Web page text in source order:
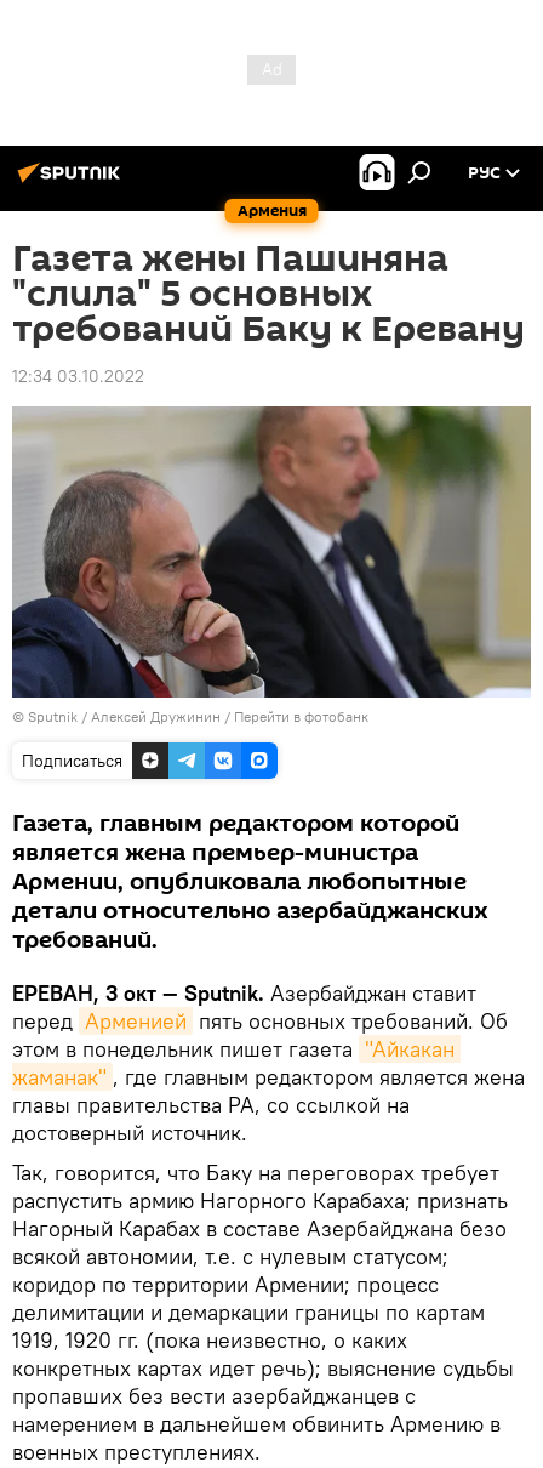
Армения
РУС
Газета жены Пашиняна
"слила" 5 основных
требований Баку к Еревану
12:34 03.10.2022
© Sputnik / Алексей Дружинин / Перейти в фотобанк
Подписаться
Газета, главным редактором которой
является жена премьер-министра
Армении, опубликовала любопытные
детали относительно азербайджанских
требований.
ЕРЕВАН, 3 окт — Sputnik. Азербайджан ставит
перед Арменией пять основных требований. Об
этом в понедельник пишет газета "Айкакан
жаманак" , где главным редактором является жена
главы правительства РА, со ссылкой на
достоверный источник.
Так, говорится, что Баку на переговорах требует
распустить армию Нагорного Карабаха; признать
Нагорный Карабах в составе Азербайджана безо
всякой автономии, т.е. с нулевым статусом;
коридор по территории Армении; процесс
делимитации и демаркации границы по картам
1919, 1920 гг. (пока неизвестно, о каких
конкретных картах идет речь); выяснение судьбы
пропавших без вести азербайджанцев с
намерением в дальнейшем обвинить Армению в
военных преступлениях.